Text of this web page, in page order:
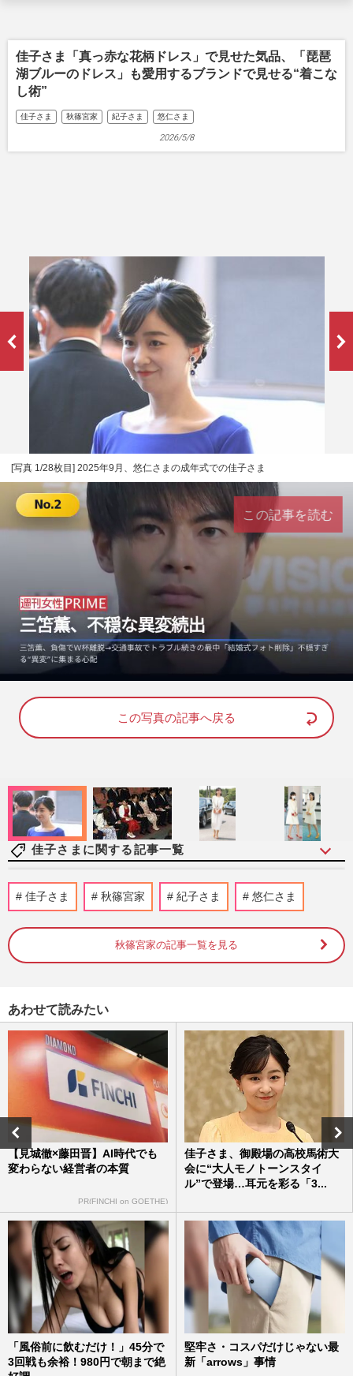
佳子さま「真っ赤な花柄ドレス」で見せた気品、「琵琶
湖ブルーのドレス」も愛用するブランドで見せる“着こな
し術”
佳子さま 秋篠宮家 紀子さま 悠仁さま
2026/5/8
[写真 1/28枚目] 2025年9月、悠仁さまの成年式での佳子さま
U
n
u
o
d
:
この記事を読む
この写真の記事へ戻る
佳子さまに関する記事一覧
《佳子さまの歩み》皇室典範改正案の成立
に天皇陛下、愛子さまらの考えは？疑問が
週刊女性2026年8月11日号 2026/8/2
「3300円の藍染イヤリング…
週刊女性PRIME 2026/8/1
《佳子さまの歩み》愛子さまや佳子さまが
結婚後も残るのに「夫と子は一般人」…皇
室典範改正案に潜む“あま…
週刊女性2026年7月28日・8月4日号 2026/7/19
愛子さまと佳子さまのパールとおそろいヘ
アで「姉妹コーデ」と天皇家と秋篠宮家が
茶会で見せた「絆のリンク…
週刊女性PRIME 2026/7/16
《佳子さまの歩み》「皇族として親しまれ
ていることが重要」国民から見守られてき
た佳子さまが持つ、一般人…
週刊女性2026年7月21日号 2026/7/12
佳子さま 秋篠宮家 紀子さま 悠仁さま
秋篠宮家の記事一覧を見る
あわせて読みたい
【見城徹×藤田晋】AI時代でも
変わらない経営者の本質
PR(FINCHI on GOETHE)
佳子さま、御殿場の高校馬術大
会に“大人モノトーンスタイ
ル”で登場…耳元を彩る「3...
「風俗前に飲むだけ！」45分で
3回戦も余裕！980円で朝まで絶
堅牢さ・コスパだけじゃない最
新「arrows」事情